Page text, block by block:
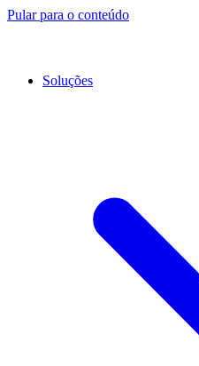
Pular para o conteúdo
Soluções